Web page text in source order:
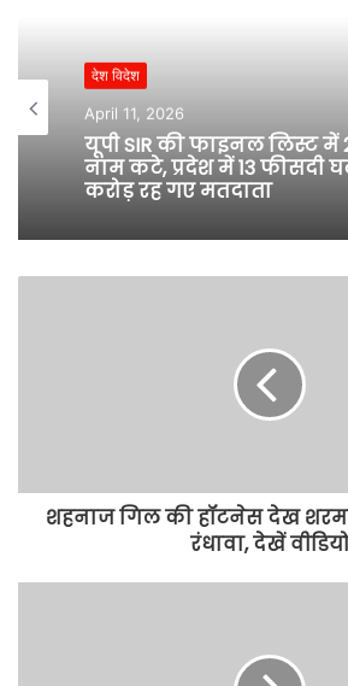
देश विदेश
April 11, 2026
यूपी SIR की फाइनल लिस्ट में
नाम कटे, प्रदेश में 13 फीसदी
करोड़ रह गए मतदाता
शहनाज गिल की हॉटनेस देख
रंधावा, देखें